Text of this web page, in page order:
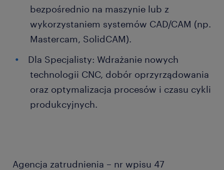
bezpośrednio na maszynie lub z
wykorzystaniem systemów CAD/CAM (np.
Mastercam, SolidCAM).
Dla Specjalisty: Wdrażanie nowych
technologii CNC, dobór oprzyrządowania
oraz optymalizacja procesów i czasu cykli
produkcyjnych.
Agencja zatrudnienia – nr wpisu 47